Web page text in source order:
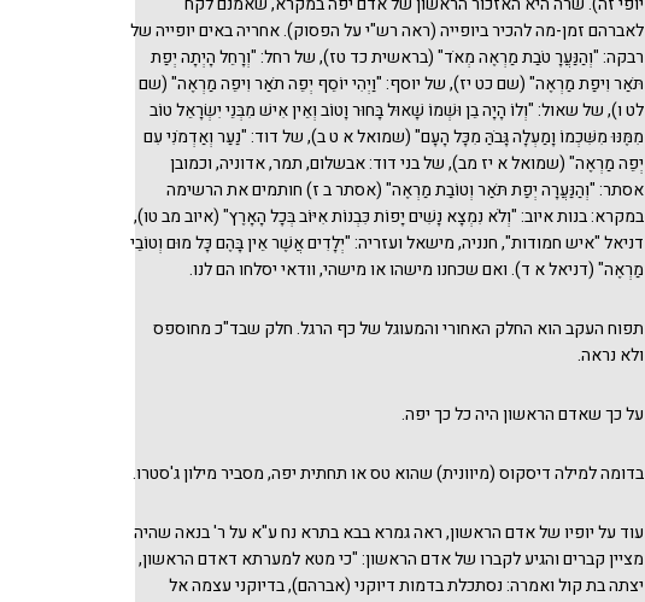
לאברהם זמן-מה להכיר ביופייה (ראה רש"י על הפסוק). אחריה באים יופייה של
רבקה: "וְהַנַּעֲרָ טֹבַת מַרְאֶה מְאֹד" (בראשית כד טז), של רחל: "וְרָחֵל הָיְתָה יְפַת
תֹּאַר וִיפַת מַרְאֶה" (שם כט יז), של יוסף: "וַיְהִי יוֹסֵף יְפֵה תֹאַר וִיפֵה מַרְאֶה" (שם
לט ו), של שאול: "וְלוֹ הָיָה בֵן וּשְׁמוֹ שָׁאוּל בָּחוּר וָטוֹב וְאֵין אִישׁ מִבְּנֵי יִשְׂרָאֵל טוֹב
מִמֶּנּוּ מִשִּׁכְמוֹ וָמַעְלָה גָּבֹהַּ מִכָּל הָעָם" (שמואל א ט ב), של דוד: "נַעַר וְאַדְמֹנִי עִם
יְפֵה מַרְאֶה" (שמואל א יז מב), של בני דוד: אבשלום, תמר, אדוניה, וכמובן
אסתר: "וְהַנַּעֲרָה יְפַת תֹּאַר וְטוֹבַת מַרְאֶה" (אסתר ב ז) חותמים את הרשימה
במקרא: בנות איוב: "וְלֹא נִמְצָא נָשִׁים יָפוֹת כִּבְנוֹת אִיּוֹב בְּכָל הָאָרֶץ" (איוב מב טו),
דניאל "איש חמודות", חנניה, מישאל ועזריה: "יְלָדִים אֲשֶׁר אֵין בָּהֶם כָּל מוּם וְטוֹבֵי
מַרְאֶה" (דניאל א ד). ואם שכחנו מישהו או מישהי, וודאי יסלחו הם לנו.
תפוח העקב הוא החלק האחורי והמעוגל של כף הרגל. חלק שבד"כ מחוספס
ולא נראה.
על כך שאדם הראשון היה כל כך יפה.
בדומה למילה דיסקוס (מיוונית) שהוא טס או תחתית יפה, מסביר מילון ג'סטרו.
עוד על יופיו של אדם הראשון, ראה גמרא בבא בתרא נח ע"א על ר' בנאה שהיה
מציין קברים והגיע לקברו של אדם הראשון: "כי מטא למערתא דאדם הראשון,
יצתה בת קול ואמרה: נסתכלת בדמות דיוקני (אברהם), בדיוקני עצמה אל